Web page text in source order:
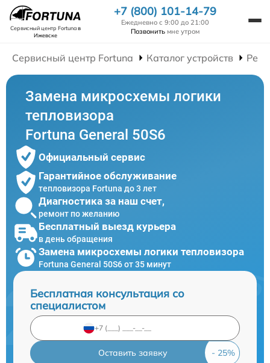
Сервисный центр Fortunaв
Ижевске
+7 (800) 101-14-79
Ежедневно с 9:00 до 21:00
Позвонить мне утром
Сервисный центр Fortuna Каталог устройств
Замена микросхемы логики
тепловизора
Fortuna General 50S6
Официальный сервис
Гарантийное обслуживание
тепловизора Fortuna до 3 лет
Диагностика за наш счет,
ремонт по желанию
Бесплатный выезд курьера
в день обращения
Замена микросхемы логики тепловизора
Fortuna General 50S6 от 35 минут
Бесплатная консультация со
специалистом
Оставить заявку